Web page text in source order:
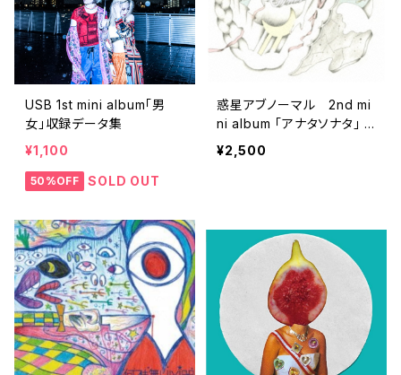
USB 1st mini album「男
女」収録データ集
¥1,100
50%OFF SOLD OUT
惑星アブノーマル 2nd mi
ni album 「アナタソナタ」 C
D
¥2,500